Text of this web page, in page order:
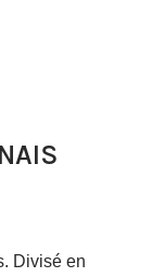
Divisé en